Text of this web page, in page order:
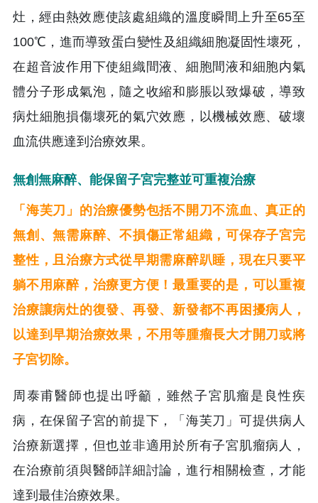
灶，經由熱效應使該處組織的溫度瞬間上升至65至
100℃，進而導致蛋白變性及組織細胞凝固性壞死，
在超音波作用下使組織間液、細胞間液和細胞内氣
體分子形成氣泡，隨之收縮和膨脹以致爆破，導致
病灶細胞損傷壞死的氣穴效應，以機械效應、破壞
血流供應達到治療效果。
無創無麻醉、能保留子宮完整並可重複治療
「海芙刀」的治療優勢包括不開刀不流血、真正的
無創、無需麻醉、不損傷正常組織，可保存子宮完
整性，且治療方式從早期需麻醉趴睡，現在只要平
躺不用麻醉，治療更方便！最重要的是，可以重複
治療讓病灶的復發、再發、新發都不再困擾病人，
以達到早期治療效果，不用等腫瘤長大才開刀或將
子宮切除。
周泰甫醫師也提出呼籲，雖然子宮肌瘤是良性疾
病，在保留子宮的前提下，「海芙刀」可提供病人
治療新選擇，但也並非適用於所有子宮肌瘤病人，
在治療前須與醫師詳細討論，進行相關檢查，才能
達到最佳治療效果。